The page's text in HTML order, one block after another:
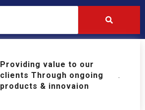
Providing value to our
clients Through ongoing
products & innovaion
.